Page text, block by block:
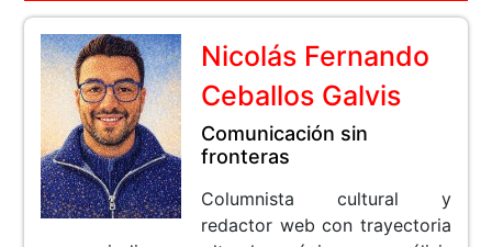
Nicolás Fernando
Ceballos Galvis
Comunicación sin
fronteras
Columnista cultural y
redactor web con trayectoria